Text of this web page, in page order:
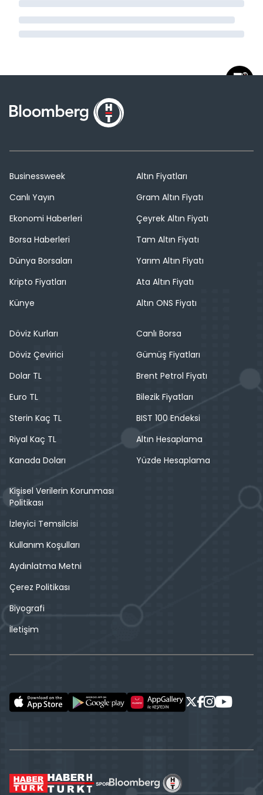
Businessweek
Canlı Yayın
Ekonomi Haberleri
Borsa Haberleri
Dünya Borsaları
Kripto Fiyatları
Künye
Altın Fiyatları
Gram Altın Fiyatı
Çeyrek Altın Fiyatı
Tam Altın Fiyatı
Yarım Altın Fiyatı
Ata Altın Fiyatı
Altın ONS Fiyatı
Döviz Kurları
Döviz Çevirici
Dolar TL
Euro TL
Sterin Kaç TL
Riyal Kaç TL
Kanada Doları
Canlı Borsa
Gümüş Fiyatları
Brent Petrol Fiyatı
Bilezik Fiyatları
BIST 100 Endeksi
Altın Hesaplama
Yüzde Hesaplama
Kişisel Verilerin Korunması
Politikası
İzleyici Temsilcisi
Kullanım Koşulları
Aydınlatma Metni
Çerez Politikası
Biyografi
İletişim